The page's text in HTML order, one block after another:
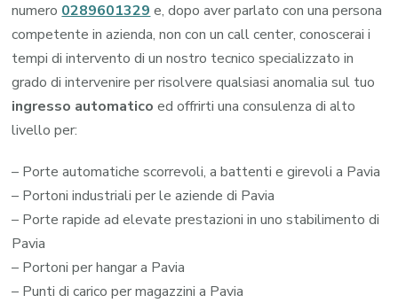
numero 0289601329 e, dopo aver parlato con una persona
competente in azienda, non con un call center, conoscerai i
tempi di intervento di un nostro tecnico specializzato in
grado di intervenire per risolvere qualsiasi anomalia sul tuo
ingresso automatico ed offrirti una consulenza di alto
livello per:
– Porte automatiche scorrevoli, a battenti e girevoli a Pavia
– Portoni industriali per le aziende di Pavia
– Porte rapide ad elevate prestazioni in uno stabilimento di
Pavia
– Portoni per hangar a Pavia
– Punti di carico per magazzini a Pavia